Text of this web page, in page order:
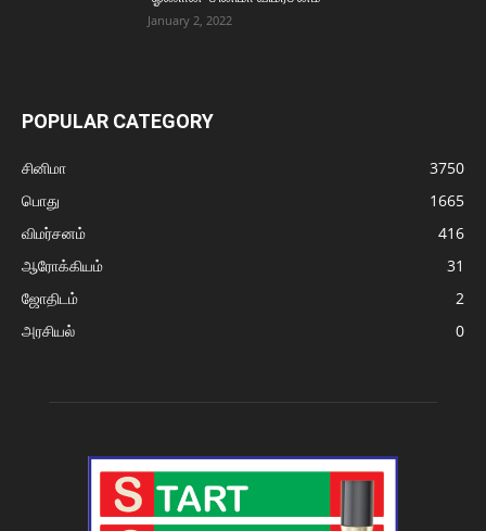
January 2, 2022
POPULAR CATEGORY
சினிமா
3750
பொது
1665
விமர்சனம்
416
ஆரோக்கியம்
31
ஜோதிடம்
2
அரசியல்
0